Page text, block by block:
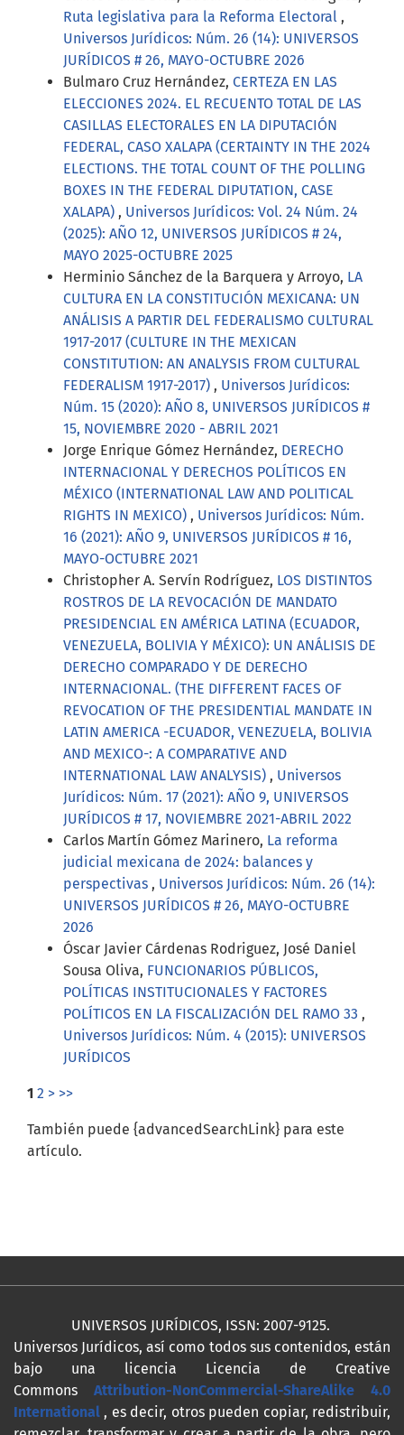
Ruta legislativa para la Reforma Electoral ,
Universos Jurídicos: Núm. 26 (14): UNIVERSOS
JURÍDICOS # 26, MAYO-OCTUBRE 2026
Bulmaro Cruz Hernández, CERTEZA EN LAS
ELECCIONES 2024. EL RECUENTO TOTAL DE LAS
CASILLAS ELECTORALES EN LA DIPUTACIÓN
FEDERAL, CASO XALAPA (CERTAINTY IN THE 2024
ELECTIONS. THE TOTAL COUNT OF THE POLLING
BOXES IN THE FEDERAL DIPUTATION, CASE
XALAPA) , Universos Jurídicos: Vol. 24 Núm. 24
(2025): AÑO 12, UNIVERSOS JURÍDICOS # 24,
MAYO 2025-OCTUBRE 2025
Herminio Sánchez de la Barquera y Arroyo, LA
CULTURA EN LA CONSTITUCIÓN MEXICANA: UN
ANÁLISIS A PARTIR DEL FEDERALISMO CULTURAL
1917-2017 (CULTURE IN THE MEXICAN
CONSTITUTION: AN ANALYSIS FROM CULTURAL
FEDERALISM 1917-2017) , Universos Jurídicos:
Núm. 15 (2020): AÑO 8, UNIVERSOS JURÍDICOS #
15, NOVIEMBRE 2020 - ABRIL 2021
Jorge Enrique Gómez Hernández, DERECHO
INTERNACIONAL Y DERECHOS POLÍTICOS EN
MÉXICO (INTERNATIONAL LAW AND POLITICAL
RIGHTS IN MEXICO) , Universos Jurídicos: Núm.
16 (2021): AÑO 9, UNIVERSOS JURÍDICOS # 16,
MAYO-OCTUBRE 2021
Christopher A. Servín Rodríguez, LOS DISTINTOS
ROSTROS DE LA REVOCACIÓN DE MANDATO
PRESIDENCIAL EN AMÉRICA LATINA (ECUADOR,
VENEZUELA, BOLIVIA Y MÉXICO): UN ANÁLISIS DE
DERECHO COMPARADO Y DE DERECHO
INTERNACIONAL. (THE DIFFERENT FACES OF
REVOCATION OF THE PRESIDENTIAL MANDATE IN
LATIN AMERICA -ECUADOR, VENEZUELA, BOLIVIA
AND MEXICO-: A COMPARATIVE AND
INTERNATIONAL LAW ANALYSIS) , Universos
Jurídicos: Núm. 17 (2021): AÑO 9, UNIVERSOS
JURÍDICOS # 17, NOVIEMBRE 2021-ABRIL 2022
Carlos Martín Gómez Marinero, La reforma
judicial mexicana de 2024: balances y
perspectivas , Universos Jurídicos: Núm. 26 (14):
UNIVERSOS JURÍDICOS # 26, MAYO-OCTUBRE
2026
Óscar Javier Cárdenas Rodriguez, José Daniel
Sousa Oliva, FUNCIONARIOS PÚBLICOS,
POLÍTICAS INSTITUCIONALES Y FACTORES
POLÍTICOS EN LA FISCALIZACIÓN DEL RAMO 33 ,
Universos Jurídicos: Núm. 4 (2015): UNIVERSOS
JURÍDICOS
1 2 > >>
También puede {advancedSearchLink} para este
artículo.
UNIVERSOS JURÍDICOS, ISSN: 2007-9125.
Universos Jurídicos, así como todos sus contenidos, están
bajo una licencia Licencia de Creative
Commons Attribution-NonCommercial-ShareAlike 4.0
International , es decir, otros pueden copiar, redistribuir,